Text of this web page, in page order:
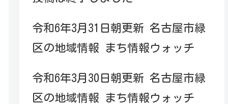
令和6年3月31日朝更新 名古屋市緑
区の地域情報 まち情報ウォッチ
令和6年3月30日朝更新 名古屋市緑
区の地域情報 まち情報ウォッチ